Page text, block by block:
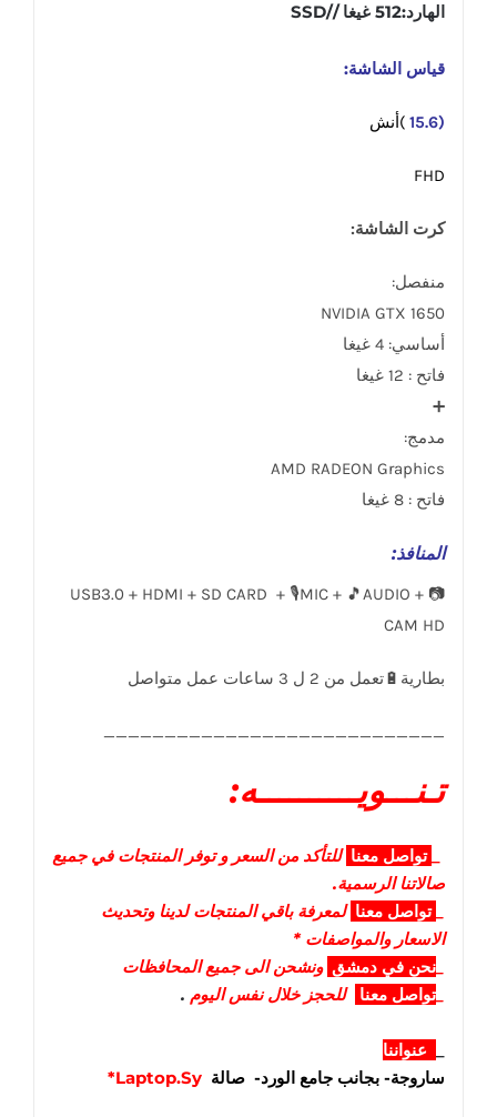
الهارد:512 غيغا //SSD
قياس الشاشة:
(15.6 )أنش
FHD
كرت الشاشة:
منفصل:
NVIDIA GTX 1650
أساسي: 4 غيغا
فاتح : 12 غيغا
➕
مدمج:
AMD RADEON Graphics
فاتح : 8 غيغا
المنافذ:
USB3.0 + HDMI + SD CARD + 🎙️MIC + 🎵AUDIO + 📷
CAM HD
____________________________
تـنـــويــــــــــه:
تواصل معنا للتأكد من السعر و توفر المنتجات في جميع
صالاتنا الرسمية.
تواصل معنا لمعرفة باقي المنتجات لدينا وتحديث
الاسعار والمواصفات *
نحن في دمشق ونشحن الى جميع المحافظات
تواصل معنا للحجز خلال نفس اليوم .
عنواننا
ساروجة- بجانب جامع الورد- صالة